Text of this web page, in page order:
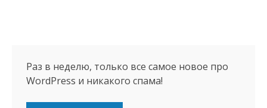
Раз в неделю, только все самое новое про
WordPress и никакого спама!